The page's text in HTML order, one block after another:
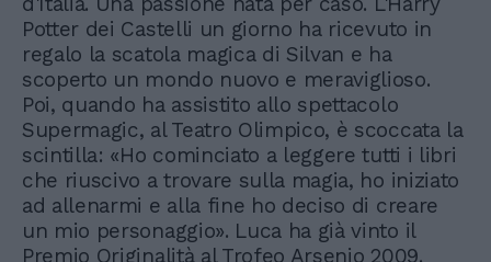
Potter dei Castelli un giorno ha ricevuto in
regalo la scatola magica di Silvan e ha
scoperto un mondo nuovo e meraviglioso.
Poi, quando ha assistito allo spettacolo
Supermagic, al Teatro Olimpico, è scoccata la
scintilla: «Ho cominciato a leggere tutti i libri
che riuscivo a trovare sulla magia, ho iniziato
ad allenarmi e alla fine ho deciso di creare
un mio personaggio». Luca ha già vinto il
Premio Originalità al Trofeo Arsenio 2009.